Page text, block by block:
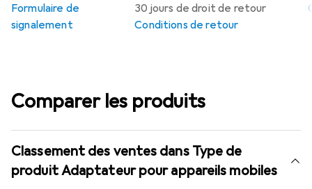
30 jours de droit de retour
Conditions de retour
Formulaire de
signalement
Comparer les produits
Classement des ventes dans Type de
produit Adaptateur pour appareils mobiles